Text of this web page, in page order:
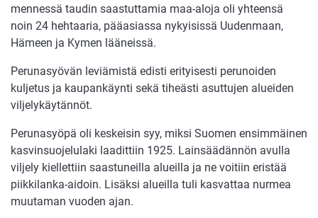
mennessä taudin saastuttamia maa-aloja oli yhteensä
noin 24 hehtaaria, pääasiassa nykyisissä Uudenmaan,
Hämeen ja Kymen lääneissä.
Perunasyövän leviämistä edisti erityisesti perunoiden
kuljetus ja kaupankäynti sekä tiheästi asuttujen alueiden
viljelykäytännöt.
Perunasyöpä oli keskeisin syy, miksi Suomen ensimmäinen
kasvinsuojelulaki laadittiin 1925. Lainsäädännön avulla
viljely kiellettiin saastuneilla alueilla ja ne voitiin eristää
piikkilanka-aidoin. Lisäksi alueilla tuli kasvattaa nurmea
muutaman vuoden ajan.